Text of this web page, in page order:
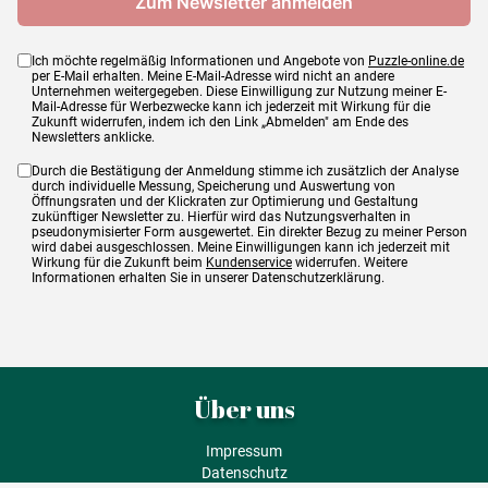
Ich möchte regelmäßig Informationen und Angebote von Puzzle-online.de
per E-Mail erhalten. Meine E-Mail-Adresse wird nicht an andere
Unternehmen weitergegeben. Diese Einwilligung zur Nutzung meiner E-
Mail-Adresse für Werbezwecke kann ich jederzeit mit Wirkung für die
Zukunft widerrufen, indem ich den Link „Abmelden" am Ende des
Newsletters anklicke.
Durch die Bestätigung der Anmeldung stimme ich zusätzlich der Analyse
durch individuelle Messung, Speicherung und Auswertung von
Öffnungsraten und der Klickraten zur Optimierung und Gestaltung
zukünftiger Newsletter zu. Hierfür wird das Nutzungsverhalten in
pseudonymisierter Form ausgewertet. Ein direkter Bezug zu meiner Person
wird dabei ausgeschlossen. Meine Einwilligungen kann ich jederzeit mit
Wirkung für die Zukunft beim Kundenservice widerrufen. Weitere
Informationen erhalten Sie in unserer Datenschutzerklärung.
Über uns
Impressum
Datenschutz